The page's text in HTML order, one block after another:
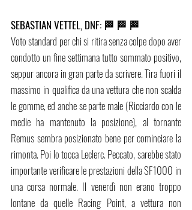
SEBASTIAN VETTEL, DNF: 🏁 🏁 🏁
Voto standard per chi si ritira senza colpe dopo aver
condotto un fine settimana tutto sommato positivo,
seppur ancora in gran parte da scrivere. Tira fuori il
massimo in qualifica da una vettura che non scalda
le gomme, ed anche se parte male (Ricciardo con le
medie ha mantenuto la posizione), al tornante
Remus sembra posizionato bene per cominciare la
rimonta. Poi lo tocca Leclerc. Peccato, sarebbe stato
importante verificare le prestazioni della SF1000 in
una corsa normale. Il venerdì non erano troppo
lontane da quelle Racing Point, a vettura non